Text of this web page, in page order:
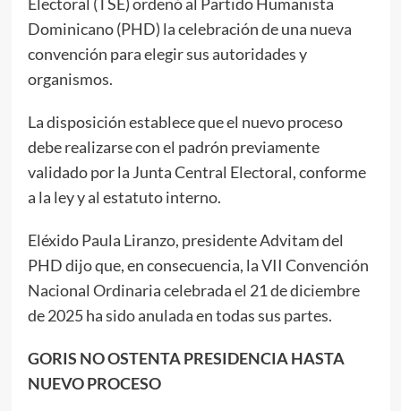
Dominicano (PHD) la celebración de una nueva
convención para elegir sus autoridades y
organismos.
La disposición establece que el nuevo proceso
debe realizarse con el padrón previamente
validado por la Junta Central Electoral, conforme
a la ley y al estatuto interno.
Eléxido Paula Liranzo, presidente Advitam del
PHD dijo que, en consecuencia, la VII Convención
Nacional Ordinaria celebrada el 21 de diciembre
de 2025 ha sido anulada en todas sus partes.
GORIS NO OSTENTA PRESIDENCIA HASTA
NUEVO PROCESO